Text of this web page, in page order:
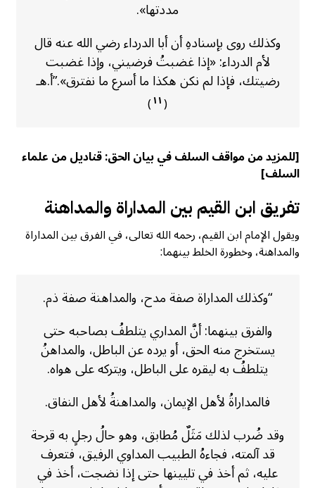
مددتها».
وكذلك روى بإسنادهِ أن أبا الدرداء رضي الله عنه قال
لأم الدرداء: «إذا غضبتُ فرضيني، وإذا غضبت
رضيتك، فإذا لم نكن هكذا ما أسرع ما نفترق».”أ.هـ
(١١)
[للمزيد من مواقف السلف في بيان الحق:قناديل من علماء
السلف]
تفريق ابن القيم بين المداراة والمداهنة
ويقول الإمام ابن القيم، رحمه الله تعالى، في الفرق بين المداراة
والمداهنة، وخطورة الخلط بينهما:
“وكذلك المداراة صفة مدح، والمداهنة صفة ذم.
والفرق بينهما: أنَّ المداري يتلطفُ بصاحبه حتى
يستخرج منه الحق، أو يرده عن الباطل، والمداهنُ
يتلطفُ به ليقره على الباطل، ويتركه على هواه.
فالمداراةُ لأهل الإيمان، والمداهنةُ لأهل النفاق.
وقد ضُرب لذلك مَثَلٌ مُطابق، وهو حالُ رجلٍ به قرحة
قد آلمته، فجاءهُ الطبيب المداوي الرفيق، فتعرف
عليه، ثم أخذ في تليينها حتى إذا نضجت، أخذ في